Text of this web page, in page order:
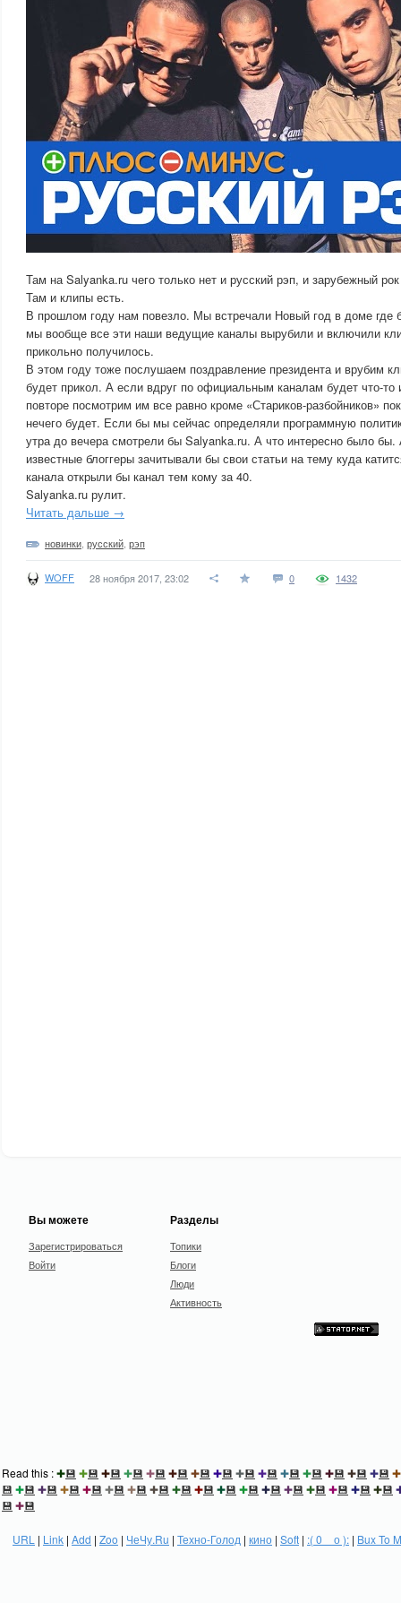
Там на Salyanka.ru чего только нет и русский рэп, и зарубежный
Там и клипы есть.
В прошлом году нам повезло. Мы встречали Новый год в доме где
мы вообще все эти наши ведущие каналы вырубили и включили
прикольно получилось.
В этом году тоже послушаем поздравление президента и врубим
будет прикол. А если вдруг по официальным каналам будет что-то
повторе посмотрим им все равно кроме «Стариков-разбойников»
нечего будет. Если бы мы сейчас определяли программную
утра до вечера смотрели бы Salyanka.ru. А что интересно было бы.
известные блоггеры зачитывали бы свои статьи на тему куда
канала открыли бы канал тем кому за 40.
Salyanka.ru рулит.
Читать дальше →
новинки русский рэп
WOFF 28 ноября 2017, 23:02 0 1432
Вы можете
Зарегистрироваться
Войти
Разделы
Топики
Блоги
Люди
Активность
Read this :✚💾 ✚💾 ✚💾 ✚💾 ✚💾 ✚💾 ✚💾 ✚💾 ✚💾 ✚💾 ✚💾 ✚💾 ✚💾 ✚💾 ✚💾 ✚
💾 ✚💾 ✚💾 ✚💾 ✚💾 ✚💾 ✚💾 ✚💾 ✚💾 ✚💾 ✚💾 ✚💾 ✚💾 ✚💾 ✚💾 ✚💾 ✚💾 ✚💾
💾 ✚💾
URL | Link | Add | Zoo | ЧеЧу.Ru | Техно-Голод | кино | Soft | :( 0 _ о ): | Bux To